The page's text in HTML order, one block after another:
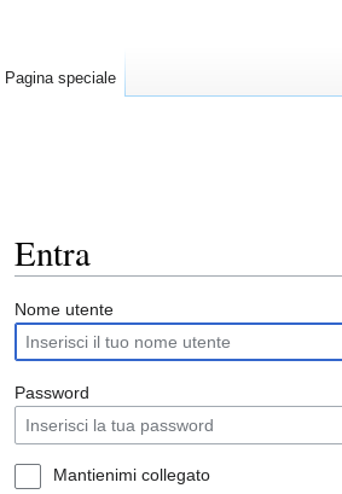
Entra
Jump
to
navigation
Jump
to
search
Nome utente
Password
Mantienimi collegato
Pagina speciale